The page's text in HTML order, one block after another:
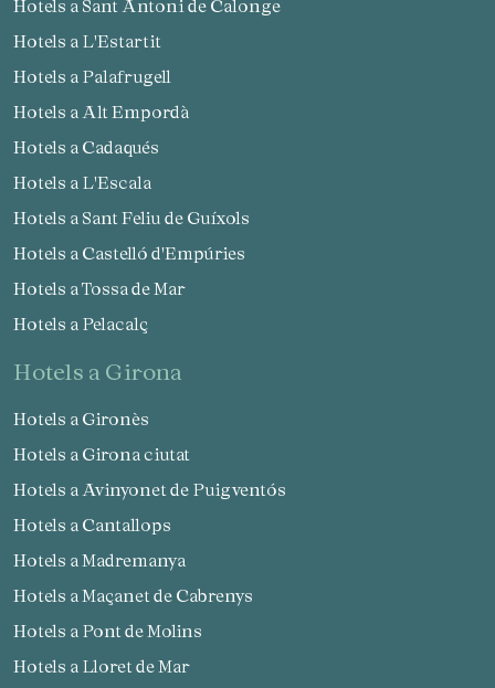
Hotels a Sant Antoni de Calonge
Hotels a L'Estartit
Hotels a Palafrugell
Hotels a Alt Empordà
Hotels a Cadaqués
Hotels a L'Escala
Hotels a Sant Feliu de Guíxols
Hotels a Castelló d'Empúries
Hotels a Tossa de Mar
Hotels a Pelacalç
hotels a Girona
Hotels a Gironès
Hotels a Girona ciutat
Hotels a Avinyonet de Puigventós
Hotels a Cantallops
Hotels a Madremanya
Hotels a Maçanet de Cabrenys
Hotels a Pont de Molins
Hotels a Lloret de Mar